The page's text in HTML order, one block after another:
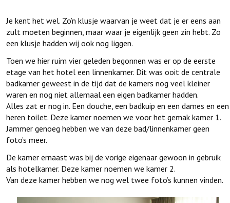
Je kent het wel. Zo’n klusje waarvan je weet dat je er eens aan
zult moeten beginnen, maar waar je eigenlijk geen zin hebt. Zo
een klusje hadden wij ook nog liggen.
Toen we hier ruim vier geleden begonnen was er op de eerste
etage van het hotel een linnenkamer. Dit was ooit de centrale
badkamer geweest in de tijd dat de kamers nog veel kleiner
waren en nog niet allemaal een eigen badkamer hadden.
Alles zat er nog in. Een douche, een badkuip en een dames en een
heren toilet. Deze kamer noemen we voor het gemak kamer 1.
Jammer genoeg hebben we van deze bad/linnenkamer geen
foto’s meer.
De kamer ernaast was bij de vorige eigenaar gewoon in gebruik
als hotelkamer. Deze kamer noemen we kamer 2.
Van deze kamer hebben we nog wel twee foto’s kunnen vinden.